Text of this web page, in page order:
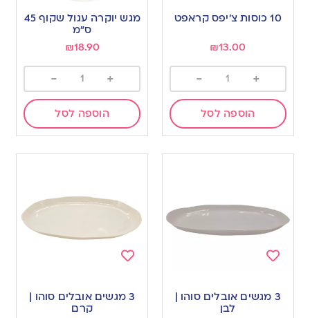
to
wishlist
10 כוסות צ’יפס קראפט
₪13.00
+
-
הוספה לסל
to
wishlist
מגש יוקרה עגול שקוף 45
ס”מ
₪18.90
+
-
הוספה לסל
to 3 מגשים אובלים סוהו |
לבן
to3 מגשים אובלים סוהו |
קרם